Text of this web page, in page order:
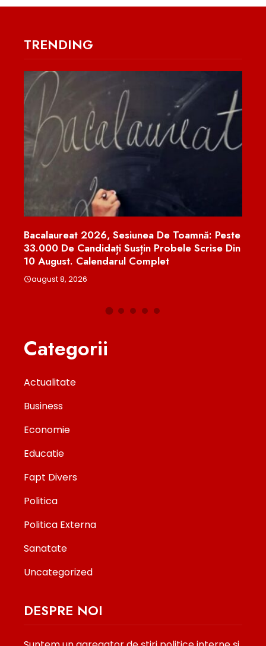
TRENDING
Bacalaureat 2026, Sesiunea De Toamnă: Peste
33.000 De Candidați Susțin Probele Scrise Din
10 August. Calendarul Complet
august 8, 2026
Categorii
Actualitate
Business
Economie
Educatie
Fapt Divers
Politica
Politica Externa
Sanatate
Uncategorized
DESPRE NOI